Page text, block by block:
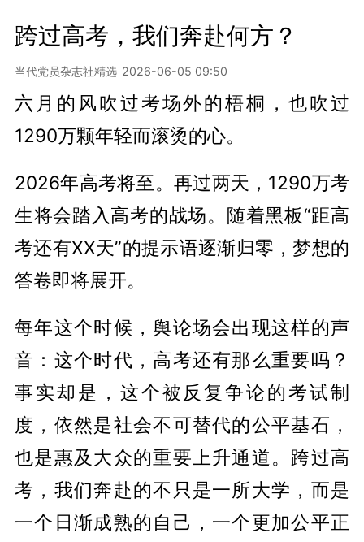
跨过高考，我们奔赴何方？
当代党员杂志社精选 2026-06-05 09:50
六月的风吹过考场外的梧桐，也吹过
1290万颗年轻而滚烫的心。
2026年高考将至。再过两天，1290万考
生将会踏入高考的战场。随着黑板“距高
考还有XX天”的提示语逐渐归零，梦想的
答卷即将展开。
每年这个时候，舆论场会出现这样的声
音：这个时代，高考还有那么重要吗？
事实却是，这个被反复争论的考试制
度，依然是社会不可替代的公平基石，
也是惠及大众的重要上升通道。跨过高
考，我们奔赴的不只是一所大学，而是
一个日渐成熟的自己，一个更加公平正